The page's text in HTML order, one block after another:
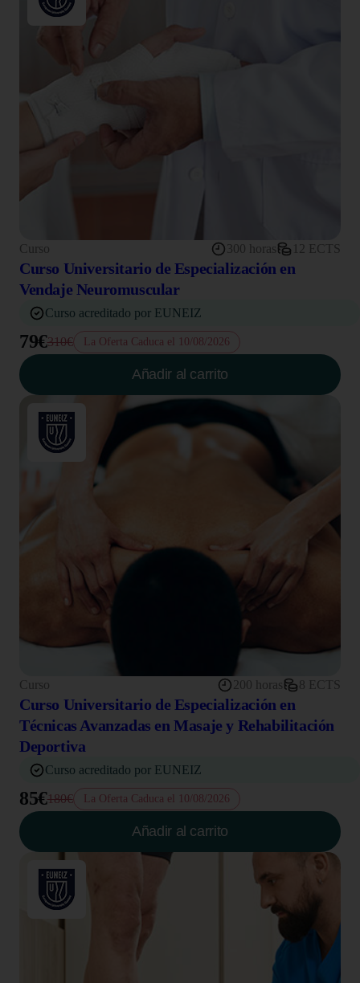
Curso 300 horas 12 ECTS
Curso Universitario de Especialización en
Vendaje Neuromuscular
Curso acreditado por EUNEIZ
79€310€ La Oferta Caduca el 10/08/2026
Añadir al carrito
Curso 200 horas 8 ECTS
Curso Universitario de Especialización en
Técnicas Avanzadas en Masaje y Rehabilitación
Deportiva
Curso acreditado por EUNEIZ
85€180€ La Oferta Caduca el 10/08/2026
Añadir al carrito